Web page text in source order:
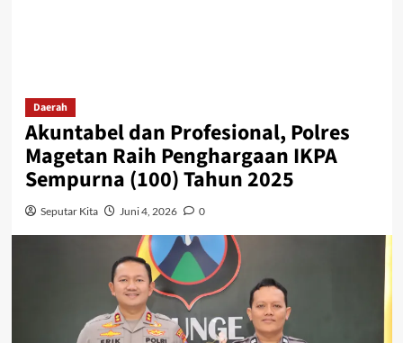
Daerah
Akuntabel dan Profesional, Polres
Magetan Raih Penghargaan IKPA
Sempurna (100) Tahun 2025
Seputar Kita Juni 4, 2026 0